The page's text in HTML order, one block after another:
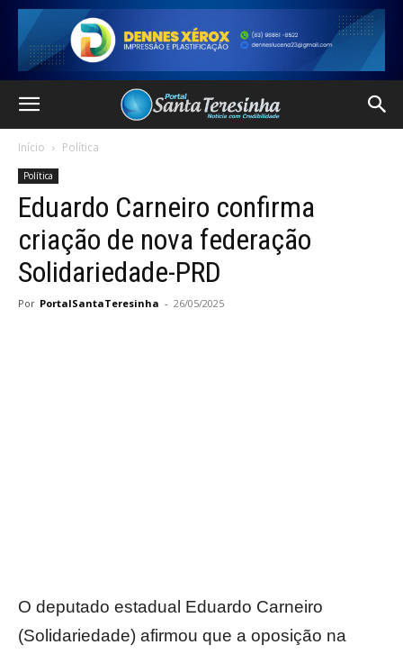
Início Política
Política
Eduardo Carneiro confirma
criação de nova federação
Solidariedade-PRD
Por PortalSantaTeresinha - 26/05/2025
O deputado estadual Eduardo Carneiro
(Solidariedade) afirmou que a oposição na